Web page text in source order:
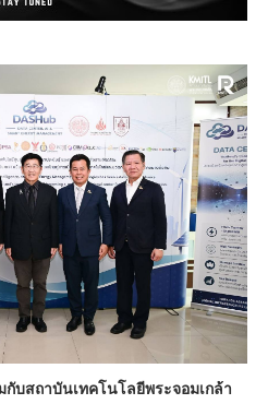
บสถาบันเทคโนโลยีพระจอมเกล้า